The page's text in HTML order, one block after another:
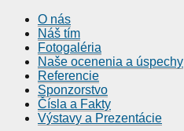
O nás
Náš tím
Fotogaléria
Naše ocenenia a úspechy
Referencie
Sponzorstvo
Čísla a Fakty
Výstavy a Prezentácie